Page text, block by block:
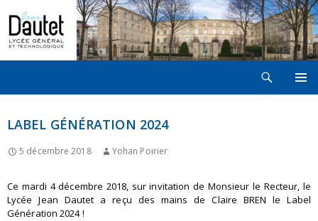
CONTENU
LABEL GÉNÉRATION 2024
5 décembre 2018 Yohan Poirier
Ce mardi 4 décembre 2018, sur invitation de Monsieur le Recteur, le
Lycée Jean Dautet a reçu des mains de Claire BREN le Label
Génération 2024 !